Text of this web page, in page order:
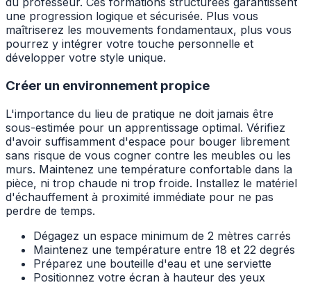
une progression logique et sécurisée. Plus vous
maîtriserez les mouvements fondamentaux, plus vous
pourrez y intégrer votre touche personnelle et
développer votre style unique.
Créer un environnement propice
L'importance du lieu de pratique ne doit jamais être
sous-estimée pour un apprentissage optimal. Vérifiez
d'avoir suffisamment d'espace pour bouger librement
sans risque de vous cogner contre les meubles ou les
murs. Maintenez une température confortable dans la
pièce, ni trop chaude ni trop froide. Installez le matériel
d'échauffement à proximité immédiate pour ne pas
perdre de temps.
Dégagez un espace minimum de 2 mètres carrés
Maintenez une température entre 18 et 22 degrés
Préparez une bouteille d'eau et une serviette
Positionnez votre écran à hauteur des yeux